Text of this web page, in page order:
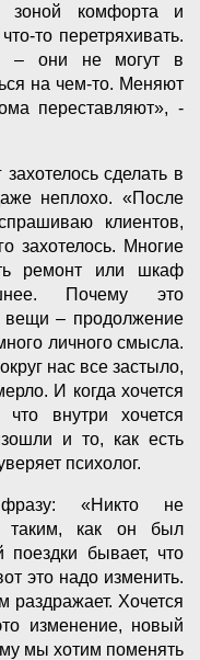
зоной комфорта и
то перетряхивать.
– они не могут в
на чем-то. Меняют
переставляют», -
сделать в
неплохо. «После
клиентов,
захотелось. Многие
ремонт или шкаф
Почему это
– продолжение
личного смысла.
нас все застыло,
И когда хочется
внутри хочется
и то, как есть
психолог.
«Никто не
таким, как он был
бывает, что
это надо изменить.
раздражает. Хочется
изменение, новый
мы хотим поменять